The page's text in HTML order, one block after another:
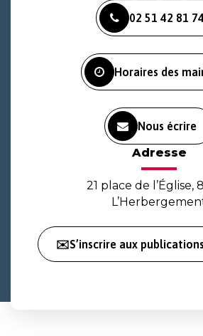
le
compte
le
compte
la
02 51 42 81 74
Horaires des
Nous écrire
Adresse
21 place de l’Église,
✉️S’inscrire aux